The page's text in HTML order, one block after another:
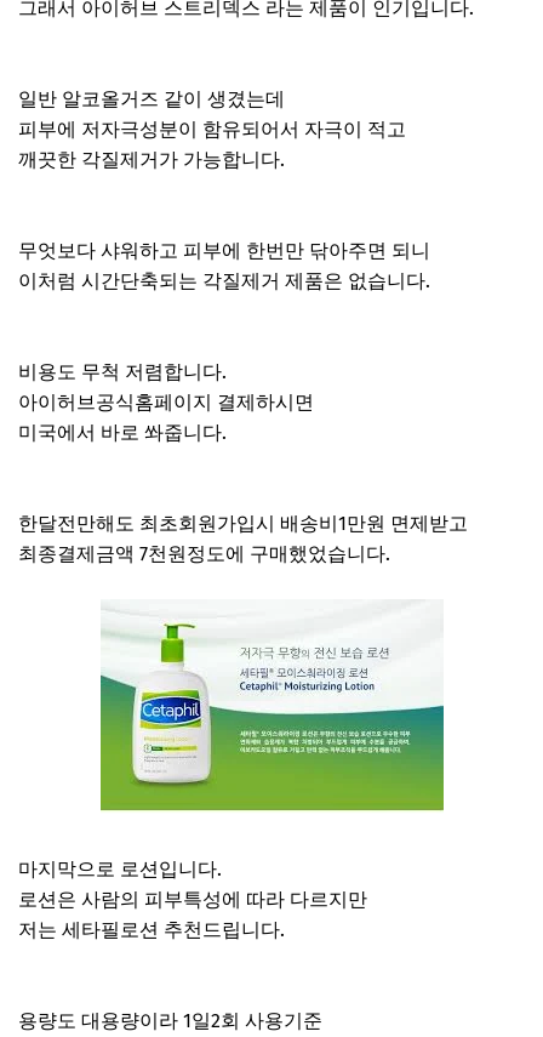
그래서 아이허브 스트리덱스 라는 제품이 인기입니다.
일반 알코올거즈 같이 생겼는데
피부에 저자극성분이 함유되어서 자극이 적고
깨끗한 각질제거가 가능합니다.
무엇보다 샤워하고 피부에 한번만 닦아주면 되니
이처럼 시간단축되는 각질제거 제품은 없습니다.
비용도 무척 저렴합니다.
아이허브공식홈페이지 결제하시면
미국에서 바로 쏴줍니다.
한달전만해도 최초회원가입시 배송비1만원 면제받고
최종결제금액 7천원정도에 구매했었습니다.
마지막으로 로션입니다.
로션은 사람의 피부특성에 따라 다르지만
저는 세타필로션 추천드립니다.
용량도 대용량이라 1일2회 사용기준